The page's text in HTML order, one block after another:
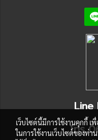
Line
โทร
เว็บไซต์นี้มีการใช้งานคุกกี้
ในการใช้งานเว็บไซต์ของท่